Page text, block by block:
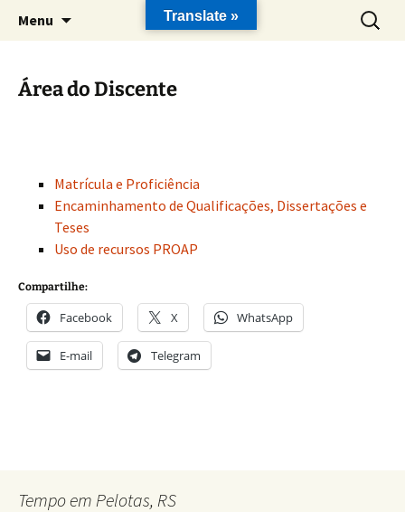
conteúdo
Menu
por:
Área do Discente
Matrícula e Proficiência
Encaminhamento de Qualificações, Dissertações e
Teses
Uso de recursos PROAP
Compartilhe:
Facebook X WhatsApp
E-mail Telegram
Tempo em Pelotas, RS
Translate »